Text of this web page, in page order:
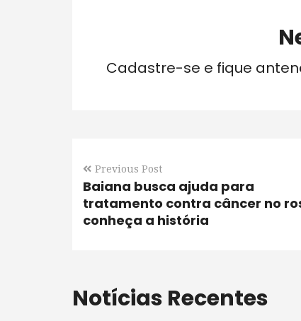
Cadastre-se e fique
Previous Post
Baiana busca ajuda para
tratamento contra câncer no
conheça a história
Notícias Recentes